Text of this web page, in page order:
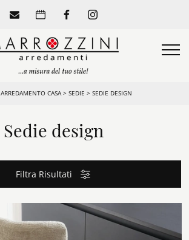
ARREDAMENTO CASA> SEDIE > SEDIE DESIGN
Sedie design
Filtra Risultati